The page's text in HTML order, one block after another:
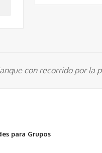
con recorrido por la
para Grupos